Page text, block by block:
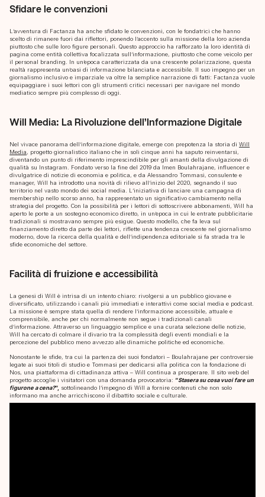
Sfidare le convenzioni
L’avventura di Factanza ha anche sfidato le convenzioni, con le fondatrici che hanno
scelto di rimanere fuori dai riflettori, ponendo l’accento sulla missione della loro azienda
piuttosto che sulle loro figure personali. Questo approccio ha rafforzato la loro identità di
pagina come entità collettiva focalizzata sull’informazione, piuttosto che come veicolo per
il personal branding. In un’epoca caratterizzata da una crescente polarizzazione, questa
realtà rappresenta un’oasi di informazione bilanciata e accessibile. Il suo impegno per un
giornalismo inclusivo e imparziale va oltre la semplice narrazione di fatti: Factanza vuole
equipaggiare i suoi lettori con gli strumenti critici necessari per navigare nel mondo
mediatico sempre più complesso di oggi.
Will Media: La Rivoluzione dell’Informazione Digitale
Nel vivace panorama dell’informazione digitale, emerge con prepotenza la storia diWill
Media, progetto giornalistico italiano che in soli cinque anni ha saputo reinventarsi,
diventando un punto di riferimento imprescindibile per gli amanti della divulgazione di
qualità su Instagram. Fondato verso la fine del 2019 da Imen Boulahrajane, influencer e
divulgatrice di notizie di economia e politica, e da Alessandro Tommasi, consulente e
manager, Will ha introdotto una novità di rilievo all’inizio del 2020, segnando il suo
territorio nel vasto mondo dei social media. L’iniziativa di lanciare una campagna di
membership nello scorso anno, ha rappresentato un significativo cambiamento nella
strategia del progetto. Con la possibilità per i lettori di sottoscrivere abbonamenti, Will ha
aperto le porte a un sostegno economico diretto, in un’epoca in cui le entrate pubblicitarie
tradizionali si mostravano sempre più esigue. Questo modello, che fa leva sul
finanziamento diretto da parte dei lettori, riflette una tendenza crescente nel giornalismo
moderno, dove la ricerca della qualità e dell’indipendenza editoriale si fa strada tra le
sfide economiche del settore.
Facilità di fruizione e accessibilità
La genesi di Will è intrisa di un intento chiaro: rivolgersi a un pubblico giovane e
diversificato, utilizzando i canali più immediati e interattivi come social media e podcast.
La missione è sempre stata quella di rendere l’informazione accessibile, attuale e
comprensibile, anche per chi normalmente non segue i tradizionali canali
d’informazione. Attraverso un linguaggio semplice e una curata selezione delle notizie,
Will ha cercato di colmare il divario tra la complessità degli eventi mondiali e la
percezione del pubblico meno avvezzo alle dinamiche politiche ed economiche.
Nonostante le sfide, tra cui la partenza dei suoi fondatori – Boulahrajane per controversie
legate ai suoi titoli di studio e Tommasi per dedicarsi alla politica con la fondazione di
Nos, una piattaforma di cittadinanza attiva – Will continua a prosperare. Il sito web del
progetto accoglie i visitatori con una domanda provocatoria: “Stasera su cosa vuoi fare un
figurone a cena?“, sottolineando l’impegno di Will a fornire contenuti che non solo
informano ma anche arricchiscono il dibattito sociale e culturale.